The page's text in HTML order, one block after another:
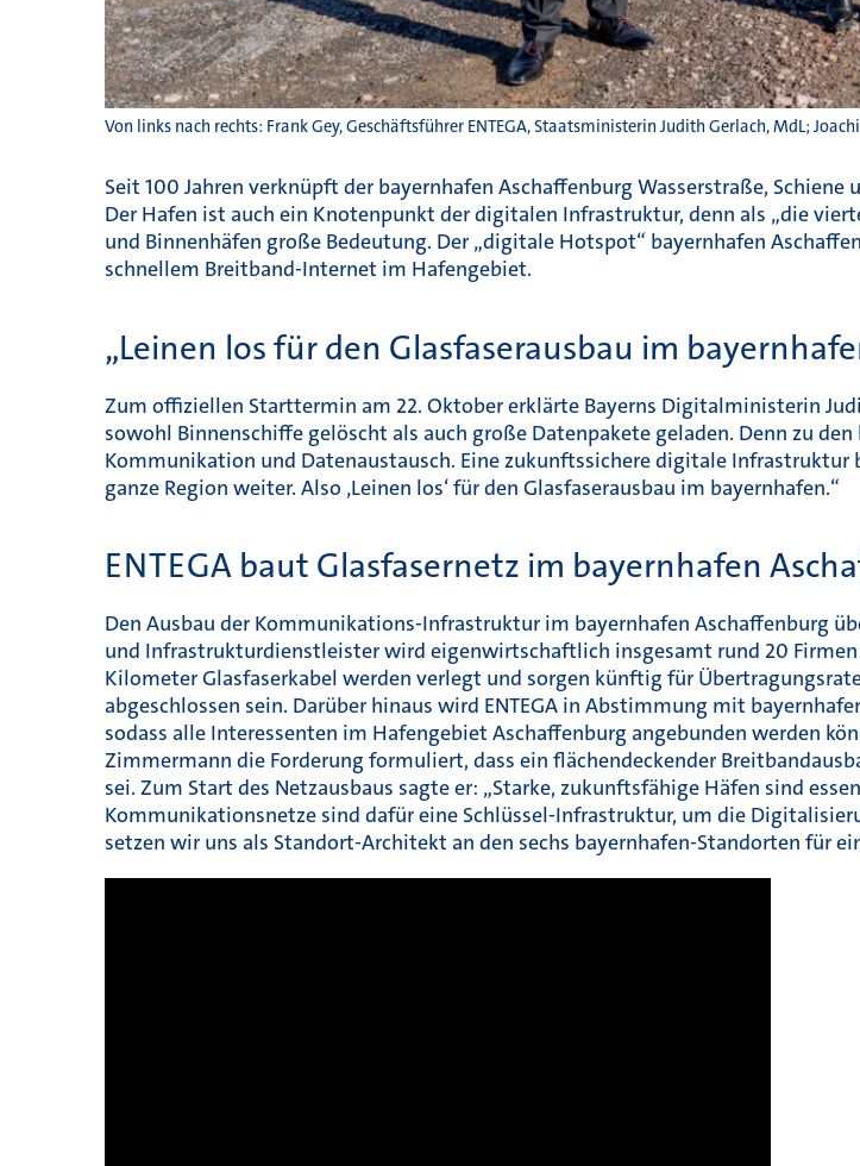
Von links nach rechts: Frank Gey, Geschäftsführer ENTEGA, Staatsministerin Judith Gerlach, MdL;
Seit 100 Jahren verknüpft der bayernhafen Aschaffenburg Wasserstraße,
Der Hafen ist auch ein Knotenpunkt der digitalen Infrastruktur, denn als „die
und Binnenhäfen große Bedeutung. Der „digitale Hotspot“ bayernhafen
schnellem Breitband-Internet im Hafengebiet.
„Leinen los für den Glasfaserausbau im
Zum offiziellen Starttermin am 22. Oktober erklärte Bayerns Digitalministerin
sowohl Binnenschiffe gelöscht als auch große Datenpakete geladen. Denn zu
Kommunikation und Datenaustausch. Eine zukunftssichere digitale
ganze Region weiter. Also ‚Leinen los‘ für den Glasfaserausbau im bayernhafen.“
ENTEGA baut Glasfasernetz im bayernhafen
Den Ausbau der Kommunikations-Infrastruktur im bayernhafen Aschaffenburg
und Infrastrukturdienstleister wird eigenwirtschaftlich insgesamt rund 20
Kilometer Glasfaserkabel werden verlegt und sorgen künftig für
abgeschlossen sein. Darüber hinaus wird ENTEGA in Abstimmung mit
sodass alle Interessenten im Hafengebiet Aschaffenburg angebunden werden
Zimmermann die Forderung formuliert, dass ein flächendeckender
sei. Zum Start des Netzausbaus sagte er: „Starke, zukunftsfähige Häfen sind
Kommunikationsnetze sind dafür eine Schlüssel-Infrastruktur, um die
setzen wir uns als Standort-Architekt an den sechs bayernhafen-Standorten für